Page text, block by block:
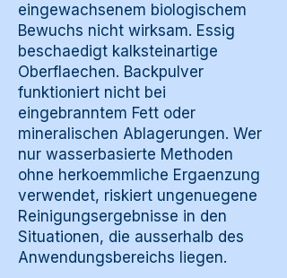
eingewachsenem biologischem
Bewuchs nicht wirksam. Essig
beschaedigt kalksteinartige
Oberflaechen. Backpulver
funktioniert nicht bei
eingebranntem Fett oder
mineralischen Ablagerungen. Wer
nur wasserbasierte Methoden
ohne herkoemmliche Ergaenzung
verwendet, riskiert ungenuegene
Reinigungsergebnisse in den
Situationen, die ausserhalb des
Anwendungsbereichs liegen.